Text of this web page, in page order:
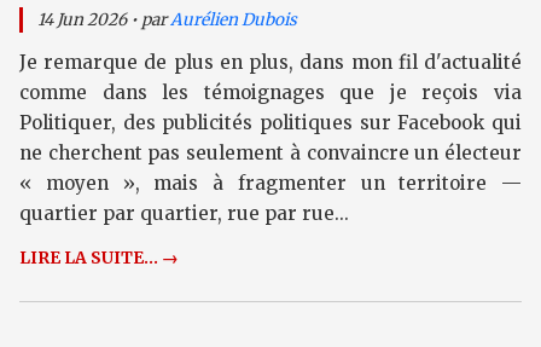
14 Jun 2026 • parAurélien Dubois
Je remarque de plus en plus, dans mon fil d'actualité
comme dans les témoignages que je reçois via
Politiquer, des publicités politiques sur Facebook qui
ne cherchent pas seulement à convaincre un électeur
« moyen », mais à fragmenter un territoire —
quartier par quartier, rue par rue...
LIRE LA SUITE... →